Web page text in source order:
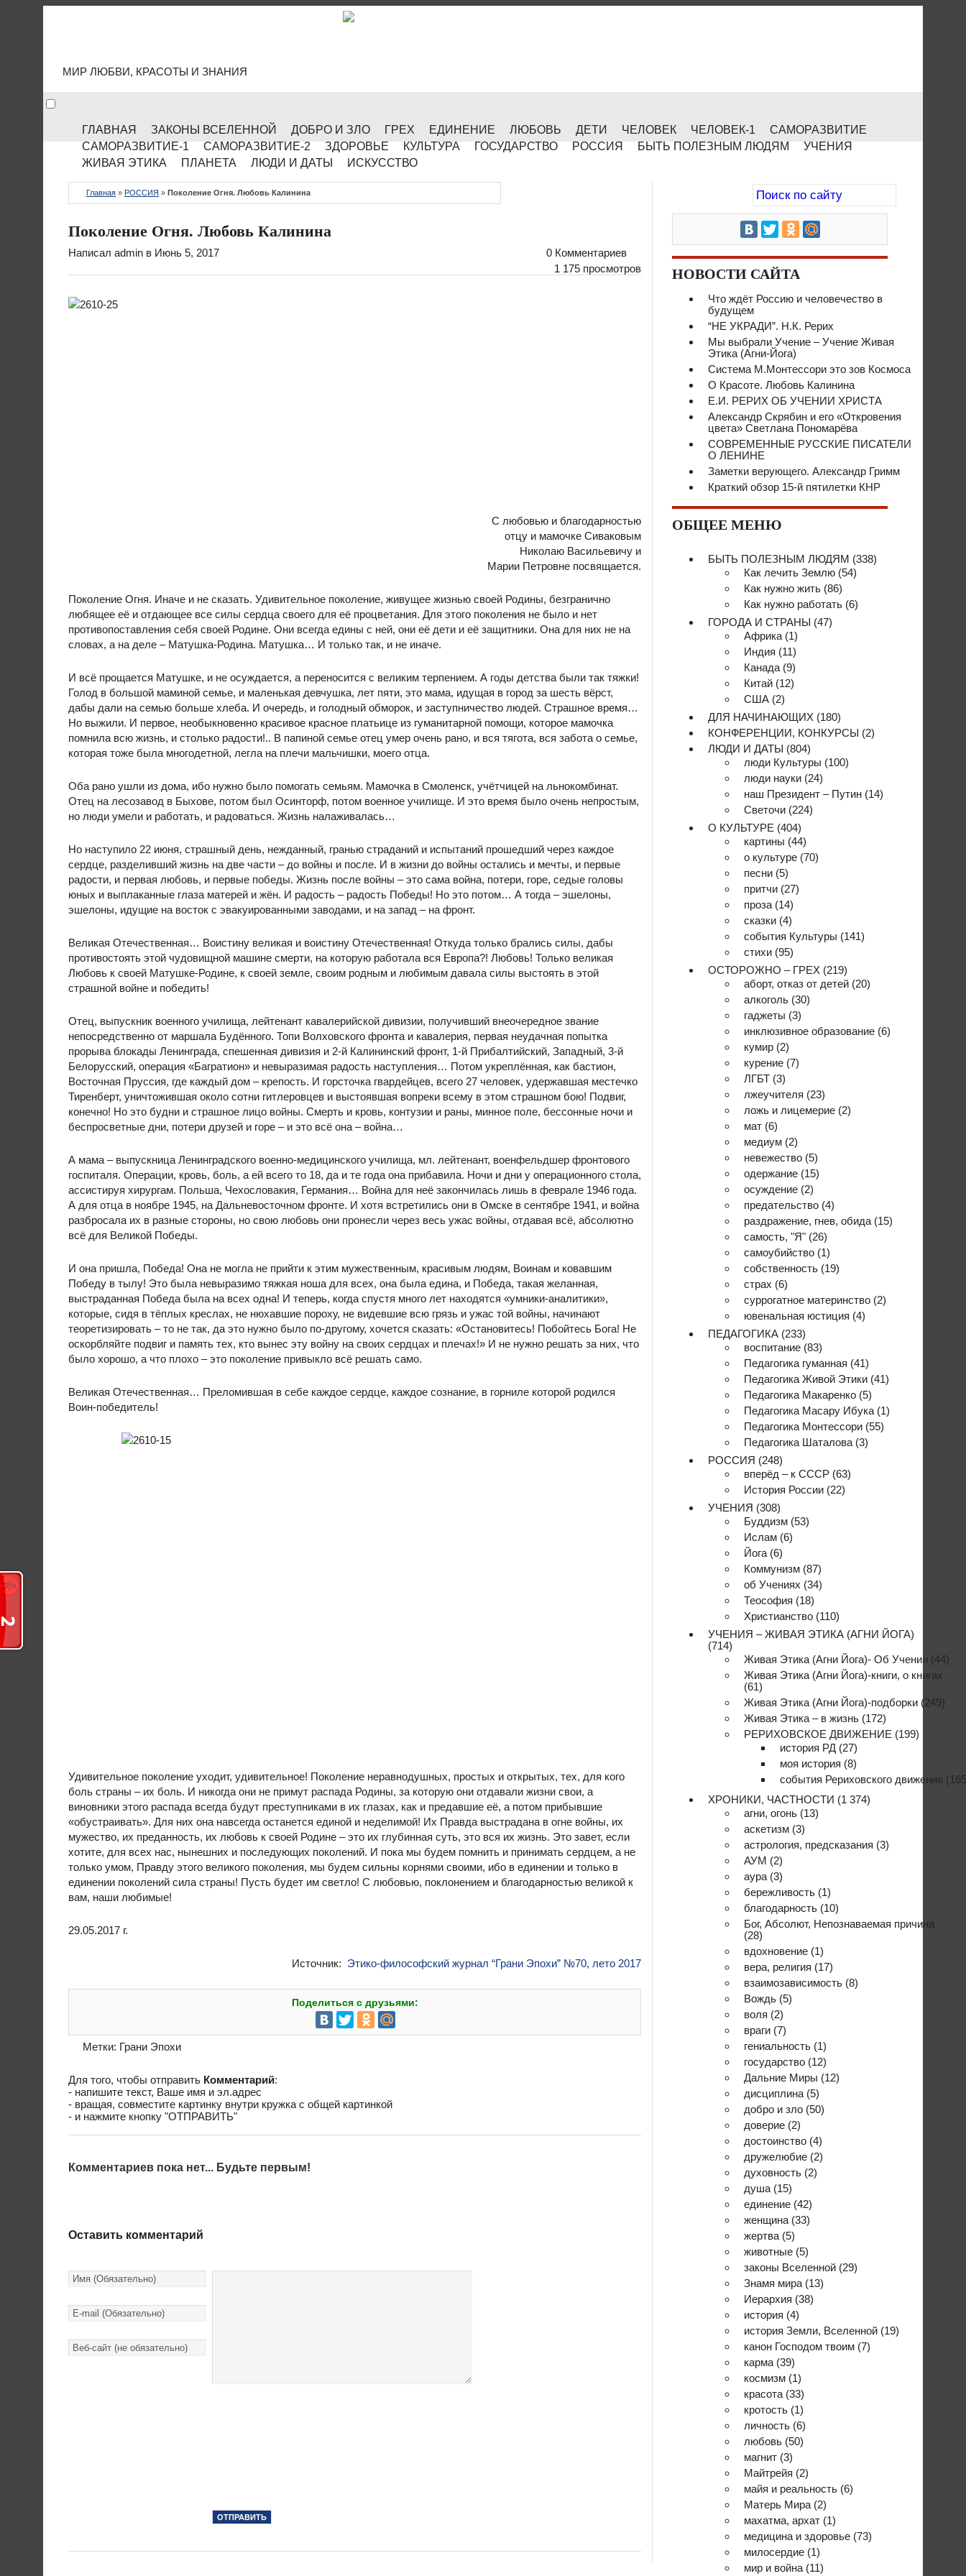
МИР ЛЮБВИ, КРАСОТЫ И ЗНАНИЯ
ГЛАВНАЯ ЗАКОНЫ ВСЕЛЕННОЙ ДОБРО И ЗЛО ГРЕХ ЕДИНЕНИЕ ЛЮБОВЬ ДЕТИ ЧЕЛОВЕК ЧЕЛОВЕК-1
САМОРАЗВИТИЕ
САМОРАЗВИТИЕ-1
САМОРАЗВИТИЕ-2 ЗДОРОВЬЕ КУЛЬТУРА ГОСУДАРСТВО РОССИЯ БЫТЬ ПОЛЕЗНЫМ ЛЮДЯМ
УЧЕНИЯ
ЖИВАЯ ЭТИКА
ПЛАНЕТА ЛЮДИ И ДАТЫ ИСКУССТВО
Главная » РОССИЯ » Поколение Огня. Любовь Калинина
Поколение Огня. Любовь Калинина
Написал admin в Июнь 5, 2017
0 Комментариев
1 175 просмотров
С любовью и благодарностью
отцу и мамочке Сиваковым
Николаю Васильевичу и
Марии Петровне посвящается.
Поколение Огня. Иначе и не сказать. Удивительное поколение, живущее жизнью своей Родины, безгранично
любящее её и отдающее все силы сердца своего для её процветания. Для этого поколения не было и нет
противопоставления себя своей Родине. Они всегда едины с ней, они её дети и её защитники. Она для них не на
словах, а на деле – Матушка-Родина. Матушка… И только так, и не иначе.
И всё прощается Матушке, и не осуждается, а переносится с великим терпением. А годы детства были так тяжки!
Голод в большой маминой семье, и маленькая девчушка, лет пяти, это мама, идущая в город за шесть вёрст,
дабы дали на семью больше хлеба. И очередь, и голодный обморок, и заступничество людей. Страшное время…
Но выжили. И первое, необыкновенно красивое красное платьице из гуманитарной помощи, которое мамочка
помнила всю жизнь, и столько радости!.. В папиной семье отец умер очень рано, и вся тягота, вся забота о семье,
которая тоже была многодетной, легла на плечи мальчишки, моего отца.
Оба рано ушли из дома, ибо нужно было помогать семьям. Мамочка в Смоленск, учётчицей на льнокомбинат.
Отец на лесозавод в Быхове, потом был Осинторф, потом военное училище. И это время было очень непростым,
но люди умели и работать, и радоваться. Жизнь налаживалась…
Но наступило 22 июня, страшный день, нежданный, гранью страданий и испытаний прошедший через каждое
сердце, разделивший жизнь на две части – до войны и после. И в жизни до войны остались и мечты, и первые
радости, и первая любовь, и первые победы. Жизнь после войны – это сама война, потери, горе, седые головы
юных и выплаканные глаза матерей и жён. И радость – радость Победы! Но это потом… А тогда – эшелоны,
эшелоны, идущие на восток с эвакуированными заводами, и на запад – на фронт.
Великая Отечественная… Воистину великая и воистину Отечественная! Откуда только брались силы, дабы
противостоять этой чудовищной машине смерти, на которую работала вся Европа?! Любовь! Только великая
Любовь к своей Матушке-Родине, к своей земле, своим родным и любимым давала силы выстоять в этой
страшной войне и победить!
Отец, выпускник военного училища, лейтенант кавалерийской дивизии, получивший внеочередное звание
непосредственно от маршала Будённого. Топи Волховского фронта и кавалерия, первая неудачная попытка
прорыва блокады Ленинграда, спешенная дивизия и 2-й Калининский фронт, 1-й Прибалтийский, Западный, 3-й
Белорусский, операция «Багратион» и невыразимая радость наступления… Потом укреплённая, как бастион,
Восточная Пруссия, где каждый дом – крепость. И горсточка гвардейцев, всего 27 человек, удержавшая местечко
Тиренберт, уничтожившая около сотни гитлеровцев и выстоявшая вопреки всему в этом страшном бою! Подвиг,
конечно! Но это будни и страшное лицо войны. Смерть и кровь, контузии и раны, минное поле, бессонные ночи и
беспросветные дни, потери друзей и горе – и это всё она – война…
А мама – выпускница Ленинградского военно-медицинского училища, мл. лейтенант, военфельдшер фронтового
госпиталя. Операции, кровь, боль, а ей всего то 18, да и те года она прибавила. Ночи и дни у операционного стола,
ассистируя хирургам. Польша, Чехословакия, Германия… Война для неё закончилась лишь в феврале 1946 года.
А для отца в ноябре 1945, на Дальневосточном фронте. И хотя встретились они в Омске в сентябре 1941, и война
разбросала их в разные стороны, но свою любовь они пронесли через весь ужас войны, отдавая всё, абсолютно
всё для Великой Победы.
И она пришла, Победа! Она не могла не прийти к этим мужественным, красивым людям, Воинам и ковавшим
Победу в тылу! Это была невыразимо тяжкая ноша для всех, она была едина, и Победа, такая желанная,
выстраданная Победа была на всех одна! И теперь, когда спустя много лет находятся «умники-аналитики»,
которые, сидя в тёплых креслах, не нюхавшие пороху, не видевшие всю грязь и ужас той войны, начинают
теоретизировать – то не так, да это нужно было по-другому, хочется сказать: «Остановитесь! Побойтесь Бога! Не
оскорбляйте подвиг и память тех, кто вынес эту войну на своих сердцах и плечах!» И не нужно решать за них, что
было хорошо, а что плохо – это поколение привыкло всё решать само.
Великая Отечественная… Преломившая в себе каждое сердце, каждое сознание, в горниле которой родился
Воин-победитель!
Удивительное поколение уходит, удивительное! Поколение неравнодушных, простых и открытых, тех, для кого
боль страны – их боль. И никогда они не примут распада Родины, за которую они отдавали жизни свои, а
виновники этого распада всегда будут преступниками в их глазах, как и предавшие её, а потом прибывшие
«обустраивать». Для них она навсегда останется единой и неделимой! Их Правда выстрадана в огне войны, их
мужество, их преданность, их любовь к своей Родине – это их глубинная суть, это вся их жизнь. Это завет, если
хотите, для всех нас, нынешних и последующих поколений. И пока мы будем помнить и принимать сердцем, а не
только умом, Правду этого великого поколения, мы будем сильны корнями своими, ибо в единении и только в
единении поколений сила страны! Пусть будет им светло! С любовью, поклонением и благодарностью великой к
вам, наши любимые!
29.05.2017 г.
Источник: Этико-философский журнал “Грани Эпохи” №70, лето 2017
Поделиться с друзьями:
Метки: Грани Эпохи
Для того, чтобы отправить Комментарий:
- напишите текст, Ваше имя и эл.адрес
- вращая, совместите картинку внутри кружка с общей картинкой
- и нажмите кнопку "ОТПРАВИТЬ"
Комментариев пока нет... Будьте первым!
Оставить комментарий
НОВОСТИ САЙТА
Что ждёт Россию и человечество в
будущем
“НЕ УКРАДИ”. Н.К. Рерих
Мы выбрали Учение – Учение Живая
Этика (Агни-Йога)
Система М.Монтессори это зов Космоса
О Красоте. Любовь Калинина
Е.И. РЕРИХ ОБ УЧЕНИИ ХРИСТА
Александр Скрябин и его «Откровения
цвета» Светлана Пономарёва
СОВРЕМЕННЫЕ РУССКИЕ ПИСАТЕЛИ
О ЛЕНИНЕ
Заметки верующего. Александр Гримм
Краткий обзор 15-й пятилетки КНР
ОБЩЕЕ МЕНЮ
БЫТЬ ПОЛЕЗНЫМ ЛЮДЯМ (338)
Как лечить Землю (54)
Как нужно жить (86)
Как нужно работать (6)
ГОРОДА И СТРАНЫ (47)
Африка (1)
Индия (11)
Канада (9)
Китай (12)
США (2)
ДЛЯ НАЧИНАЮЩИХ (180)
КОНФЕРЕНЦИИ, КОНКУРСЫ (2)
ЛЮДИ И ДАТЫ (804)
люди Культуры (100)
люди науки (24)
наш Президент – Путин (14)
Светочи (224)
О КУЛЬТУРЕ (404)
картины (44)
о культуре (70)
песни (5)
притчи (27)
проза (14)
сказки (4)
события Культуры (141)
стихи (95)
ОСТОРОЖНО – ГРЕХ (219)
аборт, отказ от детей (20)
алкоголь (30)
гаджеты (3)
инклюзивное образование (6)
кумир (2)
курение (7)
ЛГБТ (3)
лжеучителя (23)
ложь и лицемерие (2)
мат (6)
медиум (2)
невежество (5)
одержание (15)
осуждение (2)
предательство (4)
раздражение, гнев, обида (15)
самость, "Я" (26)
самоубийство (1)
собственность (19)
страх (6)
суррогатное материнство (2)
ювенальная юстиция (4)
ПЕДАГОГИКА (233)
воспитание (83)
Педагогика гуманная (41)
Педагогика Живой Этики (41)
Педагогика Макаренко (5)
Педагогика Масару Ибука (1)
Педагогика Монтессори (55)
Педагогика Шаталова (3)
РОССИЯ (248)
вперёд – к СССР (63)
История России (22)
УЧЕНИЯ (308)
Буддизм (53)
Ислам (6)
Йога (6)
Коммунизм (87)
об Учениях (34)
Теософия (18)
Христианство (110)
УЧЕНИЯ – ЖИВАЯ ЭТИКА (АГНИ ЙОГА)
(714)
Живая Этика (Агни Йога)- Об Учении (44)
Живая Этика (Агни Йога)-книги, о книгах
(61)
Живая Этика (Агни Йога)-подборки (249)
Живая Этика – в жизнь (172)
РЕРИХОВСКОЕ ДВИЖЕНИЕ (199)
история РД (27)
моя история (8)
события Рериховского движения
ХРОНИКИ, ЧАСТНОСТИ (1 374)
агни, огонь (13)
аскетизм (3)
астрология, предсказания (3)
АУМ (2)
аура (3)
бережливость (1)
благодарность (10)
Бог, Абсолют, Непознаваемая причина
(28)
вдохновение (1)
вера, религия (17)
взаимозависимость (8)
Вождь (5)
воля (2)
враги (7)
гениальность (1)
государство (12)
Дальние Миры (12)
дисциплина (5)
добро и зло (50)
доверие (2)
достоинство (4)
дружелюбие (2)
духовность (2)
душа (15)
единение (42)
женщина (33)
жертва (5)
животные (5)
законы Вселенной (29)
Знамя мира (13)
Иерархия (38)
история (4)
история Земли, Вселенной (19)
канон Господом твоим (7)
карма (39)
космизм (1)
красота (33)
кротость (1)
личность (6)
любовь (50)
магнит (3)
Майтрейя (2)
майя и реальность (6)
Матерь Мира (2)
махатма, архат (1)
медицина и здоровье (73)
милосердие (1)
мир и война (11)